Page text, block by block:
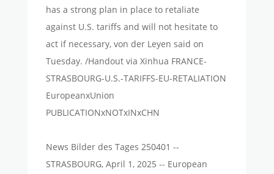
has a strong plan in place to retaliate
against U.S. tariffs and will not hesitate to
act if necessary, von der Leyen said on
Tuesday. /Handout via Xinhua FRANCE-
STRASBOURG-U.S.-TARIFFS-EU-RETALIATION
EuropeanxUnion
PUBLICATIONxNOTxINxCHN
News Bilder des Tages 250401 --
STRASBOURG, April 1, 2025 -- European